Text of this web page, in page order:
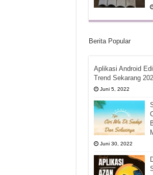
Berita Popular
Aplikasi Android
Trend Sekarang
Juni 5, 2022
Juni 30, 2022